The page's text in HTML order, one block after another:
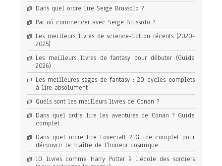
Dans quel ordre lire Serge Brussolo ?
Par où commencer avec Serge Brussolo ?
Les meilleurs livres de science-fiction récents (2020-
2025)
Les meilleurs livres de fantasy pour débuter (Guide
2026)
Les meilleures sagas de fantasy : 20 cycles complets
à lire absolument
Quels sont les meilleurs livres de Conan ?
Dans quel ordre lire les aventures de Conan ? Guide
complet
Dans quel ordre lire Lovecraft ? Guide complet pour
découvrir le maître de l’horreur cosmique
10 livres comme Harry Potter à l’école des sorciers